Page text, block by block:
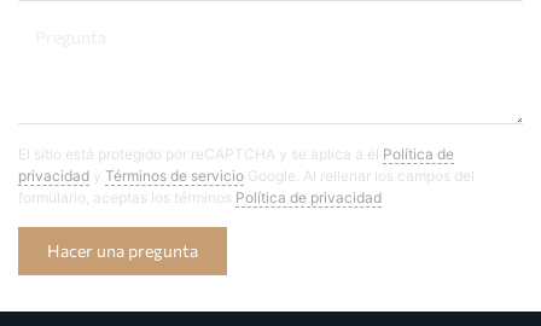
El sitio está protegido por reCAPTCHA y se aplica a él Política de
privacidad y Términos de servicio Google. Al rellenar los campos del
formulario, aceptas los términos Política de privacidad
Hacer una pregunta